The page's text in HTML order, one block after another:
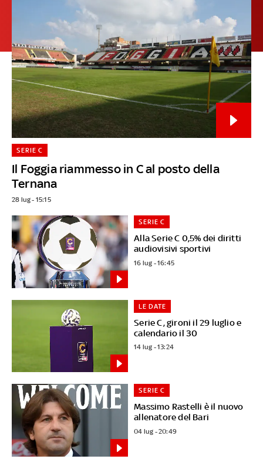
Il Foggia riammesso in C al posto della
Ternana
SERIE C
28 lug - 15:15
Alla Serie C 0,5% dei diritti
audiovisivi sportivi
SERIE C
16 lug - 16:45
Serie C, gironi il 29 luglio e
calendario il 30
LE DATE
14 lug - 13:24
Massimo Rastelli è il nuovo
allenatore del Bari
SERIE C
04 lug - 20:49